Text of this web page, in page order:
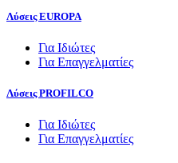
Λύσεις EUROPA
Για Ιδιώτες
Για Επαγγελματίες
Λύσεις PROFILCO
Για Ιδιώτες
Για Επαγγελματίες